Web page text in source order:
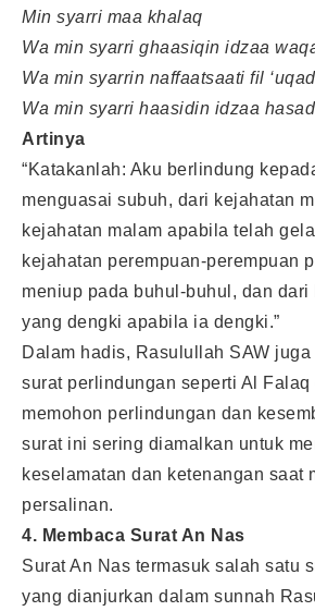
Min syarri maa khalaq
Wa min syarri ghaasiqin idzaa
Wa min syarrin naffaatsaati fil ‘uqad
Wa min syarri haasidin idzaa hasad
Artinya
“Katakanlah: Aku berlindung
menguasai subuh, dari kejahatan
kejahatan malam apabila telah
kejahatan perempuan-perempuan
meniup pada buhul-buhul, dan dari
yang dengki apabila ia dengki.”
Dalam hadis, Rasulullah SAW juga
surat perlindungan seperti Al Falaq
memohon perlindungan dan
surat ini sering diamalkan untuk
keselamatan dan ketenangan saat
persalinan.
4. Membaca Surat An Nas
Surat An Nas termasuk salah satu
yang dianjurkan dalam sunnah